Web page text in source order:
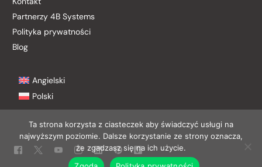
Partnerzy 4B Systems
Polityka prywatności
Blog
Angielski
Polski
Kontakt
Ta strona korzysta z ciasteczek aby świadczyć usługi na
najwyższym poziomie. Dalsze korzystanie ze strony oznacza,
że zgadzasz się na ich użycie.